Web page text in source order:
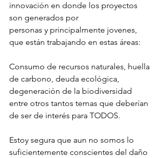
innovación en donde los proyectos
son generados por
personas y principalmente jovenes,
que están trabajando en estas áreas:
Consumo de recursos naturales, huella
de carbono, deuda ecológica,
degeneración de la biodiversidad
entre otros tantos temas que deberían
de ser de interés para TODOS.
Estoy segura que aun no somos lo
suficientemente conscientes del daño